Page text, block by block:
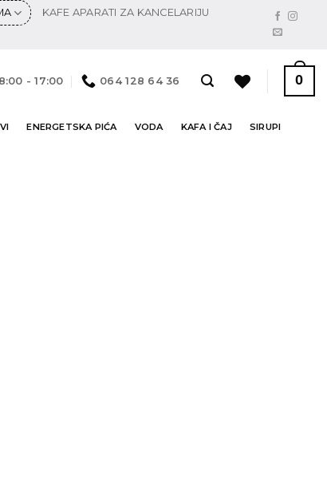
KAFE APARATI ZA KANCELARIJU
- 17:00 064 128 64 36 0
ENERGETSKA PIĆA VODA KAFA I ČAJ SIRUPI